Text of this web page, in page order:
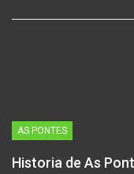
AS PONTES
Historia de As